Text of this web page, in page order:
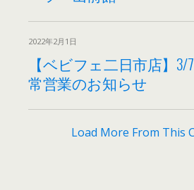
2022年2月1日
【ベビフェ二日市店】3/
常営業のお知らせ
Load More From This